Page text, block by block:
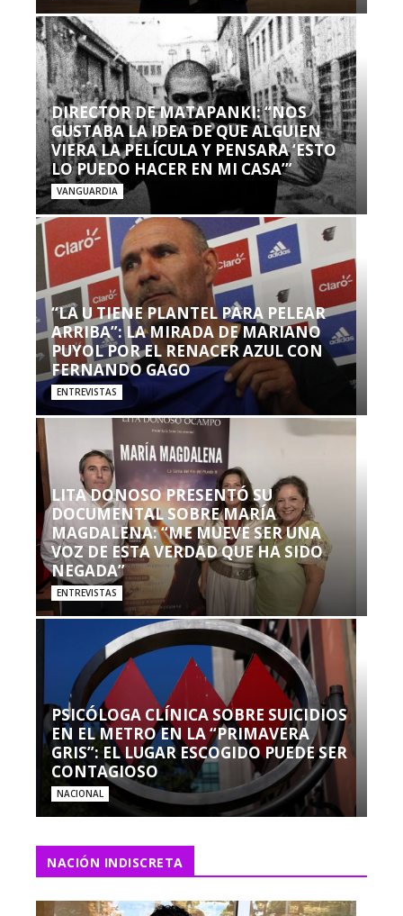
DIRECTOR DE MATAPANKI: “NOS
GUSTABA LA IDEA DE QUE ALGUIEN
VIERA LA PELÍCULA Y PENSARA ‘ESTO
LO PUEDO HACER EN MI CASA’”
VANGUARDIA
“LA U TIENE PLANTEL PARA PELEAR
ARRIBA”: LA MIRADA DE MARIANO
PUYOL POR EL RENACER AZUL CON
FERNANDO GAGO
ENTREVISTAS
LITA DONOSO PRESENTÓ SU
DOCUMENTAL SOBRE MARÍA
MAGDALENA: “ME MUEVE SER UNA
VOZ DE ESTA VERDAD QUE HA SIDO
NEGADA”
ENTREVISTAS
PSICÓLOGA CLÍNICA SOBRE SUICIDIOS
EN EL METRO EN LA “PRIMAVERA
GRIS”: EL LUGAR ESCOGIDO PUEDE SER
CONTAGIOSO
NACIONAL
NACIÓN INDISCRETA